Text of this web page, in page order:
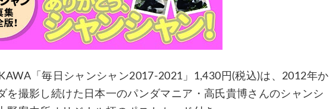
「毎日シャンシャン2017-2021」1,430円(税込)は、2012年か
を撮影し続けた日本一のパンダマニア・高氏貴博さんのシャンシ